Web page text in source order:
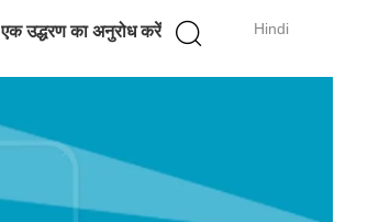
Hindi
एक उद्धरण का अनुरोध करें